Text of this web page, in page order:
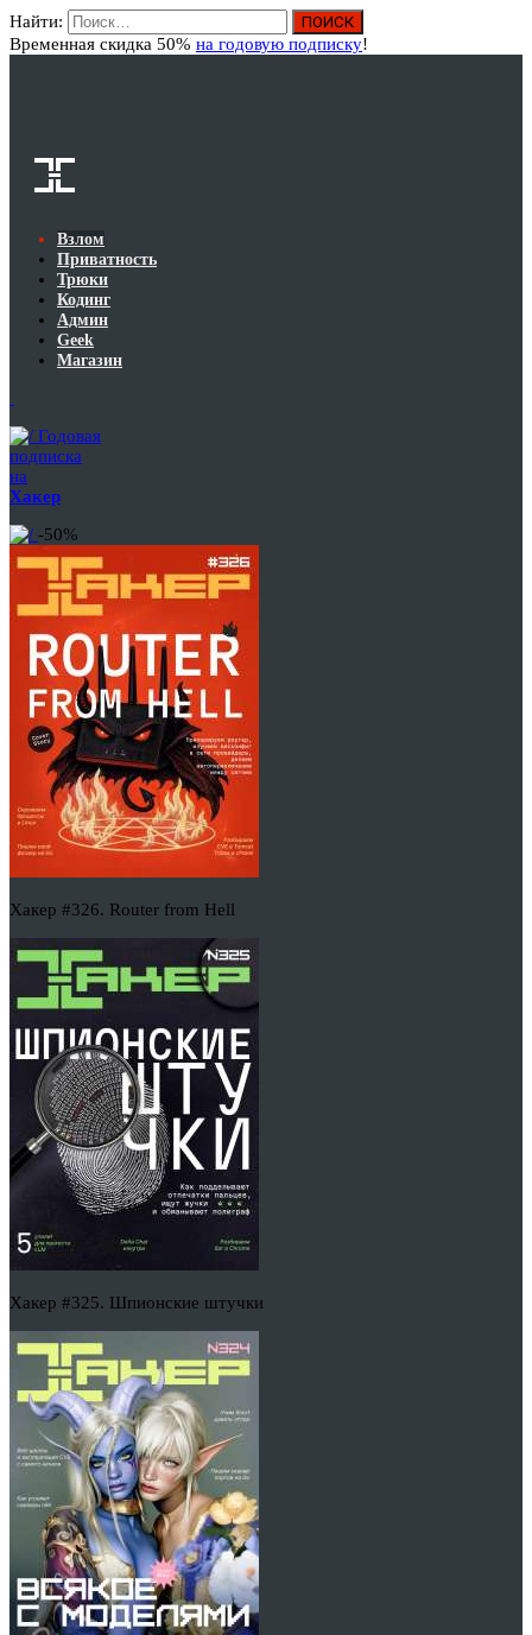
Найти:
Временная скидка 50% на годовую подписку!
Взлом
Приватность
Трюки
Кодинг
Админ
Geek
Магазин
Годовая
подписка
на
Хакер
-50%
Хакер #326. Router from Hell
Хакер #325. Шпионские штучки